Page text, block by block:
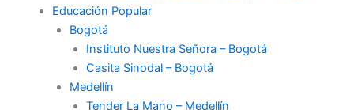
Educación Popular
Bogotá
Instituto Nuestra Señora – Bogotá
Casita Sinodal – Bogotá
Medellín
Tender La Mano – Medellín